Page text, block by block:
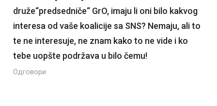
druže“predsedniče“ GrO, imaju li oni bilo kakvog
interesa od vaše koalicije sa SNS? Nemaju, ali to
te ne interesuje, ne znam kako to ne vide i ko
tebe uopšte podržava u bilo čemu!
Одговори